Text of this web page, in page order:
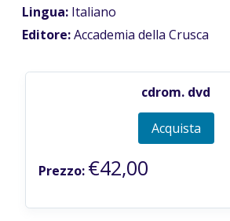
Lingua: Italiano
Editore:Accademia della Crusca
cdrom. dvd
Acquista
Prezzo: €42,00